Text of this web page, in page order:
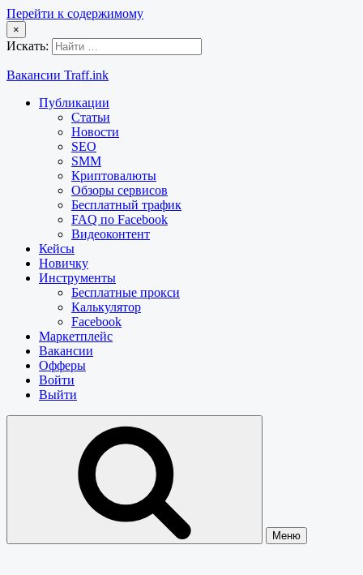
Перейти к содержимому
×
Искать:
Вакансии Traff.ink
Публикации
Статьи
Новости
SEO
SMM
Криптовалюты
Обзоры сервисов
Бесплатный трафик
FAQ по Facebook
Видеоконтент
Кейсы
Новичку
Инструменты
Бесплатные прокси
Калькулятор
Facebook
Маркетплейс
Вакансии
Офферы
Войти
Выйти
Меню